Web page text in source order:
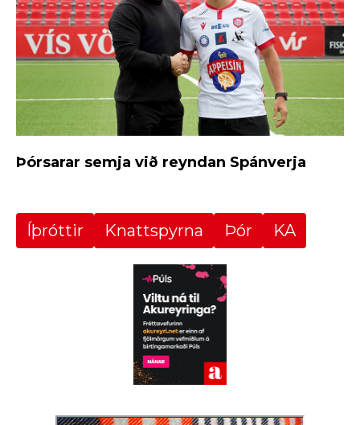
Þórsarar semja við reyndan Spánverja
Íþróttir Knattspyrna Þór KA